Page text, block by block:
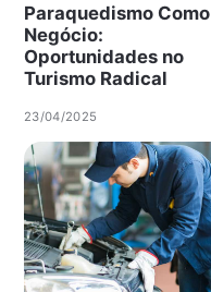
Paraquedismo Como
Negócio:
Oportunidades no
Turismo Radical
23/04/2025